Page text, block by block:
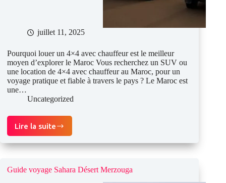
juillet 11, 2025
Pourquoi louer un 4×4 avec chauffeur est le meilleur
moyen d’explorer le Maroc Vous recherchez un SUV ou
une location de 4×4 avec chauffeur au Maroc, pour un
voyage pratique et fiable à travers le pays ? Le Maroc est
une…
Uncategorized
Lire la suite
Louer
un
4×4
au
Guide voyage Sahara Désert Merzouga